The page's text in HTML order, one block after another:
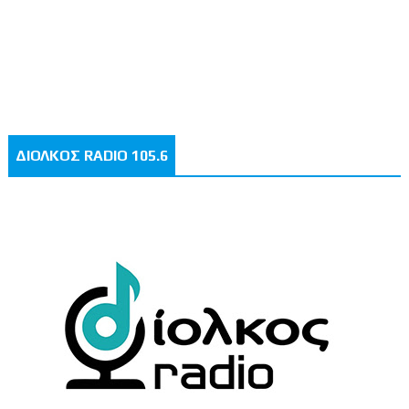
ΔΙΟΛΚΟΣ RADIO 105.6